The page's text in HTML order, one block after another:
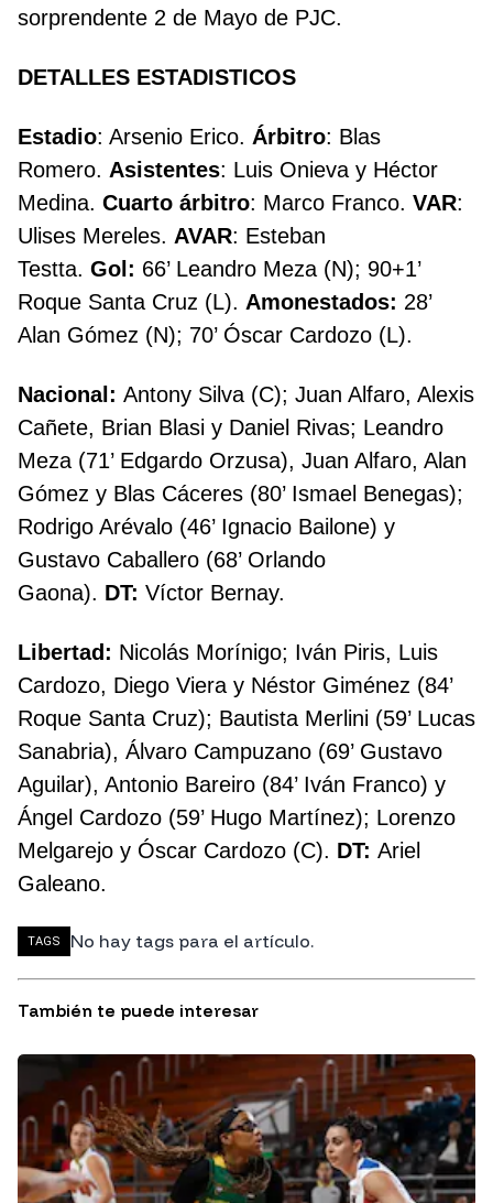
sorprendente 2 de Mayo de PJC.
DETALLES ESTADISTICOS
Estadio: Arsenio Erico. Árbitro: Blas
Romero. Asistentes: Luis Onieva y Héctor
Medina. Cuarto árbitro: Marco Franco. VAR:
Ulises Mereles. AVAR: Esteban
Testta. Gol: 66’ Leandro Meza (N); 90+1’
Roque Santa Cruz (L). Amonestados: 28’
Alan Gómez (N); 70’ Óscar Cardozo (L).
Nacional: Antony Silva (C); Juan Alfaro, Alexis
Cañete, Brian Blasi y Daniel Rivas; Leandro
Meza (71’ Edgardo Orzusa), Juan Alfaro, Alan
Gómez y Blas Cáceres (80’ Ismael Benegas);
Rodrigo Arévalo (46’ Ignacio Bailone) y
Gustavo Caballero (68’ Orlando
Gaona). DT: Víctor Bernay.
Libertad: Nicolás Morínigo; Iván Piris, Luis
Cardozo, Diego Viera y Néstor Giménez (84’
Roque Santa Cruz); Bautista Merlini (59’ Lucas
Sanabria), Álvaro Campuzano (69’ Gustavo
Aguilar), Antonio Bareiro (84’ Iván Franco) y
Ángel Cardozo (59’ Hugo Martínez); Lorenzo
Melgarejo y Óscar Cardozo (C). DT: Ariel
Galeano.
TAGS No hay tags para el artículo.
También te puede interesar